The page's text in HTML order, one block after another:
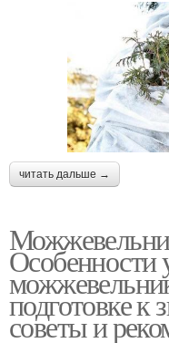
читать дальше →
Особенности
подготовке
советы и